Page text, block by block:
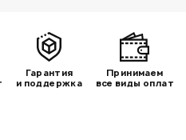
Гарантия
и поддержка
Принимаем
все виды оплат